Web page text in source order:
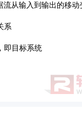
从输入到输出的移动
系
即目标系统